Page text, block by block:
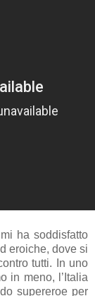
ha soddisfatto
eroiche, dove si
tutti. In uno
in meno, l’Italia
supereroe per